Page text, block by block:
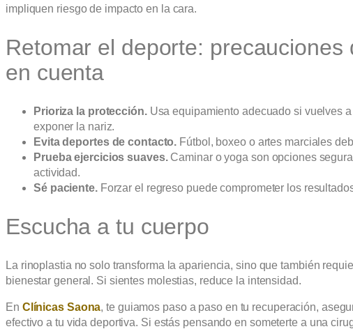
impliquen riesgo de impacto en la cara.
Retomar el deporte: precauciones
en cuenta
Prioriza la protección.Usa equipamiento adecuado si vuelves
exponer la nariz.
Evita deportes de contacto. Fútbol, boxeo o artes marciales
Prueba ejercicios suaves.Caminar o yoga son opciones
actividad.
Sé paciente.Forzar el regreso puede comprometer los
Escucha a tu cuerpo
La rinoplastia no solo transforma la apariencia, sino que también
bienestar general. Si sientes molestias, reduce la intensidad.
En Clínicas Saona, te guiamos paso a paso en tu recuperación,
efectivo a tu vida deportiva. Si estás pensando en someterte a una